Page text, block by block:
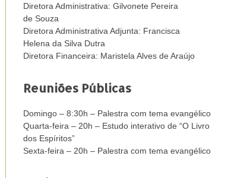
Diretora Administrativa: Gilvonete Pereira
de Souza
Diretora Administrativa Adjunta: Francisca
Helena da Silva Dutra
Diretora Financeira: Maristela Alves de Araújo
Reuniões Públicas
Domingo – 8:30h – Palestra com tema evangélico
Quarta-feira – 20h – Estudo interativo de “O Livro
dos Espíritos”
Sexta-feira – 20h – Palestra com tema evangélico